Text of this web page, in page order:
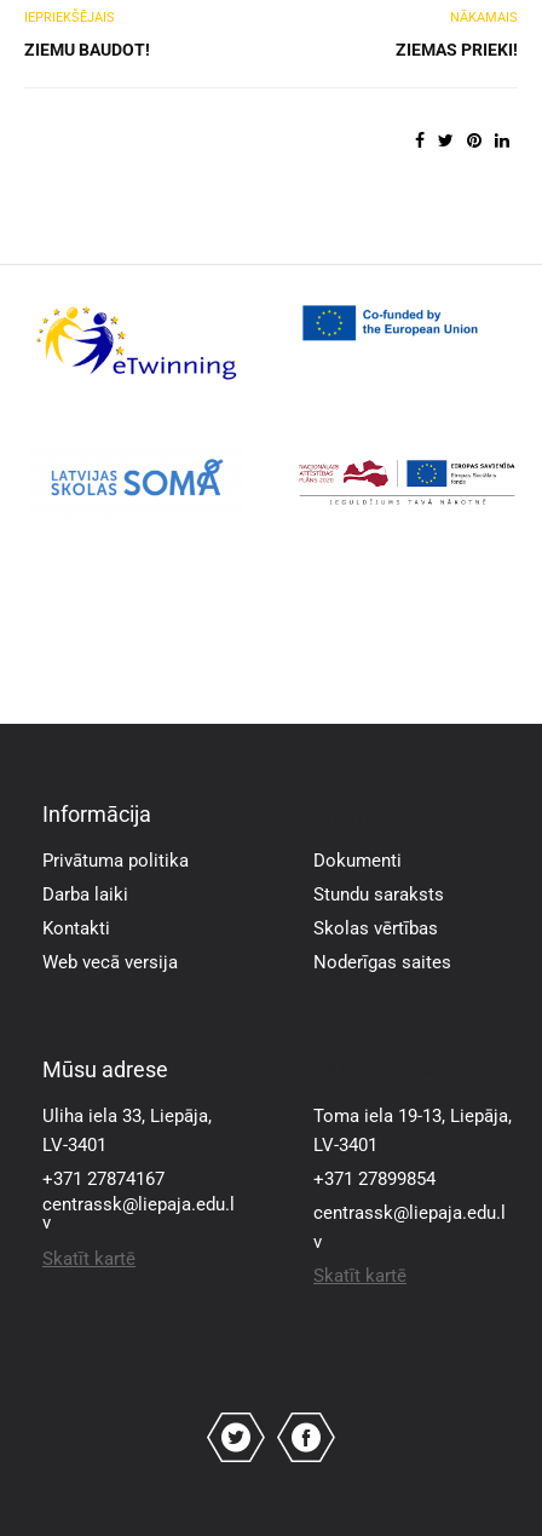
IEPRIEKŠĒJAIS
ZIEMU BAUDOT!
NĀKAMAIS
ZIEMAS PRIEKI!
Informācija
Privātuma politika
Darba laiki
Kontakti
Web vecā versija
Dokumenti
Stundu saraksts
Skolas vērtības
Noderīgas saites
Mūsu adrese
Uliha iela 33, Liepāja,
LV-3401
+371 27874167
centrassk@liepaja.edu.l
v
Skatīt kartē
Toma iela 19-13, Liepāja,
LV-3401
+371 27899854
centrassk@liepaja.edu.l
v
Skatīt kartē